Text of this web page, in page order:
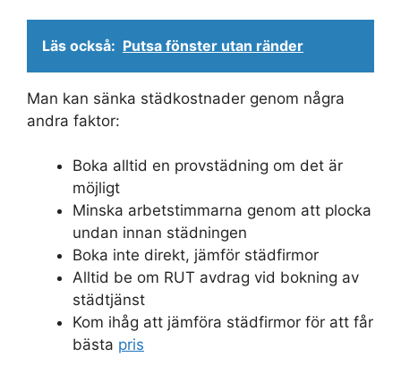
Läs också: Putsa fönster utan ränder
Man kan sänka städkostnader genom några
andra faktor:
Boka alltid en provstädning om det är
möjligt
Minska arbetstimmarna genom att plocka
undan innan städningen
Boka inte direkt, jämför städfirmor
Alltid be om RUT avdrag vid bokning av
städtjänst
Kom ihåg att jämföra städfirmor för att får
bästa pris